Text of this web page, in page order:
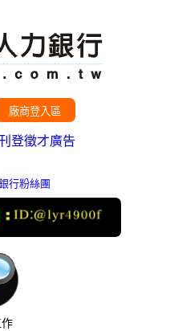
登徵才廣告
行粉絲團